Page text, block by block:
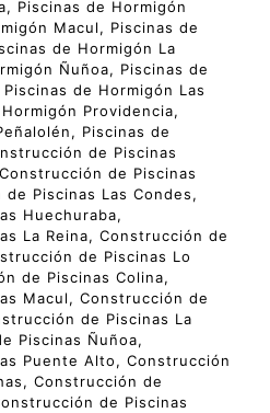
Piscinas de Hormigón
Macul, Piscinas de
de Hormigón La
Ñuñoa, Piscinas de
de Hormigón Las
Providencia,
Piscinas de
de Piscinas
de Piscinas
Piscinas Las Condes,
Huechuraba,
La Reina, Construcción de
de Piscinas Lo
de Piscinas Colina,
Macul, Construcción de
de Piscinas La
Piscinas Ñuñoa,
Puente Alto, Construcción
Construcción de
de Piscinas